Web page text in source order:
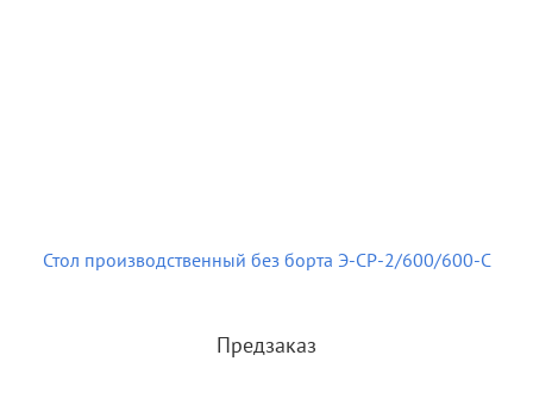
Стол производственный без борта Э-СР-2/600/600-С
Предзаказ